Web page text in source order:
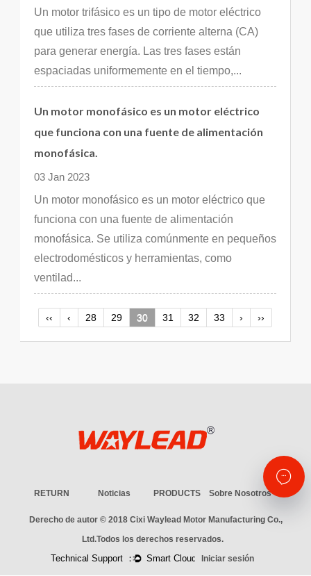
Un motor trifásico es un tipo de motor eléctrico
que utiliza tres fases de corriente alterna (CA)
para generar energía. Las tres fases están
espaciadas uniformemente en el tiempo,...
Un motor monofásico es un motor eléctrico
que funciona con una fuente de alimentación
monofásica.
03 Jan 2023
Un motor monofásico es un motor eléctrico que
funciona con una fuente de alimentación
monofásica. Se utiliza comúnmente en pequeños
electrodomésticos y herramientas, como
ventilad...
‹‹ ‹ 28 29 30 31 32 33 › ››
RETURN Noticias PRODUCTS Sobre Nosotros
Derecho de autor © 2018 Cixi Waylead Motor Manufacturing Co.,
Ltd.Todos los derechos reservados.
Iniciar sesión